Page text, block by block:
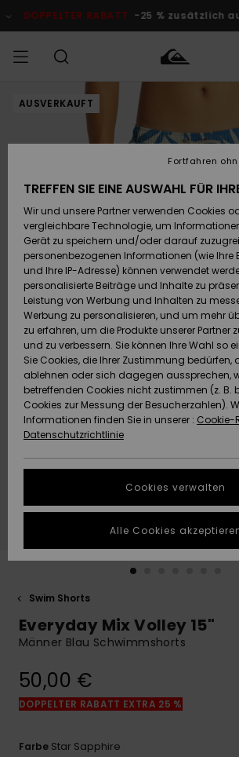
ProduktinformationRABATT -25 % zusätzlich auf
MÄNNER Kleidung
Accessoires
Schuhe&
Flip-Flops
Surf
Snow
Brandneu
Highlights
Kleidung
Accessoires
Schuhe&
Flip-Flops
Surf
Snow
Brandneu
Highlights
FRAUEN
Shop
Brandneu
Highlights
Snow
SURF
Surf Shop
Männer
Kinder
Highlights
Community
SNOW
Snow Shop
Männer
Snow Shop
Kinder
Snow Shop
Damen
Highlights
Community
DOPPELTER
RABATT
Outlet
Herren
KINDER
Outlet
Frauen
HILFE & KONTAKT
Auf meine
Bestellung
zugreifen
Retouren
Bezahlung
Geschenkkarte
Quiksilver
Freedom
Datenschutz
Starten Sie eine
um die
schnellste
Antwort auf Ihre
erhalten.
Finden Sie
unser
Kontaktformular.
NACHHALTIGKEIT
SHOPS
QUIKSILVER APP
WUNSCHLISTE
AUSVERKAUFT
Swim Shorts
Everyday Mix Volley 15"
Männer Blau Schwimmshorts
50,00 €
DOPPELTER RABATT EXTRA 25 %
Farbe Star Sapphire
TREFFEN SIE EINE AUSWAHL FÜR
Wir und unsere Partner verwenden Cookies
vergleichbare Technologie, um
Gerät zu speichern und/oder darauf
personenbezogenen Informationen (wie Ihre
und Ihre IP-Adresse) können verwendet
personalisierte Beiträge und Inhalte zu
Leistung von Werbung und Inhalten zu
Werbung zu personalisieren, und um mehr
zu erfahren, um die Produkte unserer Partner
und zu verbessern. Sie können Ihre Wahl so
Sie Cookies, die Ihrer Zustimmung bedürfen,
ablehnen oder sich dagegen aussprechen,
betreffenden Cookies nicht zustimmen (z. B.
Cookies zur Messung der Besucherzahlen).
Informationen finden Sie in unserer : Cookie-
Datenschutzrichtlinie
Cookies verwalten
Fortfahren
Alle Cookies